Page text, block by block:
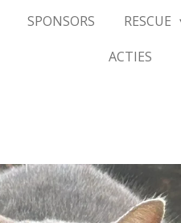
SPONSORS RESCUE
ACTIES